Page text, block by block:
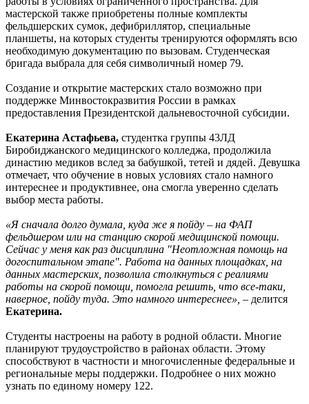
мастерской также приобретены полные комплекты
фельдшерских сумок, дефибриллятор, специальные
планшеты, на которых студенты тренируются оформлять всю
необходимую документацию по вызовам. Студенческая
бригада выбрала для себя символичный номер 79.
Создание и открытие мастерских стало возможно при
поддержке Минвостокразвития России в рамках
предоставления Президентской дальневосточной субсидии.
Екатерина Астафьева, студентка группы 43ЛД
Биробиджанского медицинского колледжа, продолжила
династию медиков вслед за бабушкой, тетей и дядей. Девушка
отмечает, что обучение в новых условиях стало намного
интереснее и продуктивнее, она смогла уверенно сделать
выбор места работы.
«Я сначала долго думала, куда же я пойду – на ФАП
фельдшером или на станцию скорой медицинской помощи.
Сейчас у меня как раз дисциплина "Неотложная помощь на
догоспитальном этапе". Работа на данных площадках, на
данных мастерских, позволила столкнуться с реалиями
работы на скорой помощи, помогла решить, что все-таки,
наверное, пойду туда. Это намного интереснее», – делится
Екатерина.
Студенты настроены на работу в родной области. Многие
планируют трудоустройство в районах области. Этому
способствуют в частности и многочисленные федеральные и
региональные меры поддержки. Подробнее о них можно
узнать по единому номеру 122.